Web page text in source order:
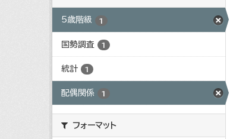
5歳階級 1
国勢調査 1
統計 1
配偶関係 1
フォーマット